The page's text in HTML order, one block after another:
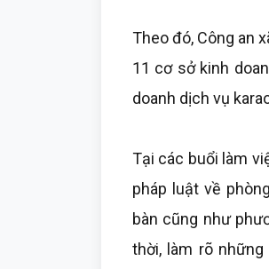
Theo đó, Công an
11 cơ sở kinh
doanh dịch vụ
Tại các buổi làm
pháp luật về
bàn cũng như
thời, làm rõ